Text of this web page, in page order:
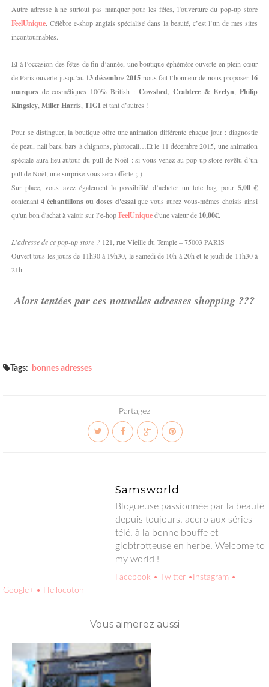
Autre adresse à ne surtout pas manquer pour les fêtes, l’ouverture du pop-up store
FeelUnique. Célèbre e-shop anglais spécialisé dans la beauté, c’est l’un de mes sites
incontournables.
Et à l’occasion des fêtes de fin d’année, une boutique éphémère ouverte en plein cœur
de Paris ouverte jusqu’au 13 décembre 2015 nous fait l’honneur de nous proposer 16
marques de cosmétiques 100% British :Cowshed Crabtree & Evelyn ,Philip
Kingsley Miller Harris TIGI et tant d’autres !
Pour se distinguer, la boutique offre une animation différente chaque jour : diagnostic
de peau, nail bars, bars à chignons, photocall…Et le 11 décembre 2015, une animation
spéciale aura lieu autour du pull de Noël : si vous venez au pop-up store revêtu d’un
pull de Noël, une surprise vous sera offerte ;-)
Sur place, vous avez également la possibilité d’acheter un tote bag pour 5,00 €
contenant 4 échantillons ou doses d'essaique vous aurez vous-mêmes choisis ainsi
qu'un bon d'achat à valoir sur l’e-hopFeelUniqued'une valeur de 10,00€.
L’adresse de ce pop-up store ? 121, rue Vieille du Temple – 75003 PARIS
Ouvert tous les jours de 11h30 à 19h30, le samedi de 10h à 20h et le jeudi de 11h30 à
21h.
Alors tentées par ces nouvelles adresses shopping ???
Tags: bonnes adresses
Partagez
Blogueuse passionnée par la beauté depuis toujours, accro aux
séries télé, à la bonne bouffe et globtrotteuse en herbe.
•Instagram • Google+ • Hellocoton